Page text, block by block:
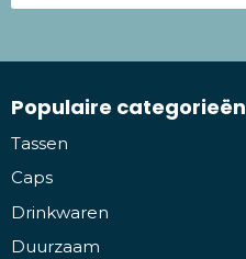
Populaire categorieën
Tassen
Caps
Drinkwaren
Duurzaam